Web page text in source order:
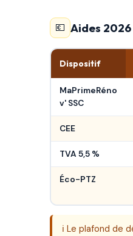
💶 Aides 2026
Dispositif
MaPrimeRéno
v' SSC
CEE
TVA 5,5 %
Éco-PTZ
ℹ️ Le plafond de